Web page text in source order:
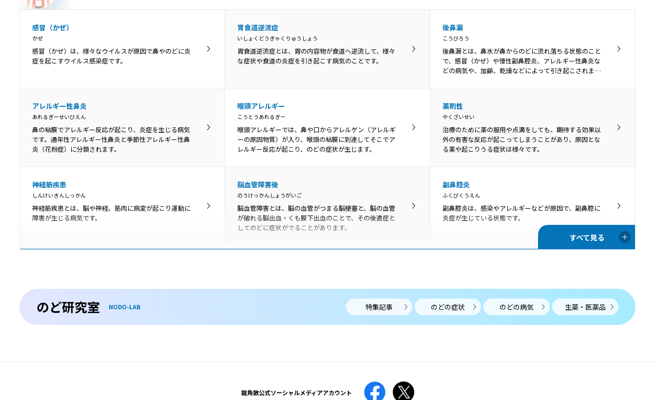
吃音
きつおん
吃音（きつおん、どもり）とは、声を出す通り道に異常
はみられませんが、滑らかな発話ができない言語障害で
発声障害
はっせいしょうがい
発声障害は主に、器質性発声障害、機能性発声障害、神
経学的発声障害の3つに分類されます。
音声振戦症
おんせいしんせんしょう
音声振戦症とは、声がふるえる病気です。正常な発声時
は吐く息の力で声帯を振動させていますが、音声振戦症
では声帯と共にのども周期的に振動してしまいます。
喉頭がん
こうとうがん
喉頭にできるがんを喉頭がんといいます。できた部位に
より声門上がん・声門がん・声門下がんに分類され、症
状や予後が異なります。
感冒（かぜ）
かぜ
感冒（かぜ）は、様々なウイルスが原因で鼻やのどに炎
症を起こすウイルス感染症です。
胃食道逆流症
いしょくどうぎゃくりゅうしょう
胃食道逆流症とは、胃の内容物が食道へ逆流して、様々
な症状や食道の炎症を引き起こす病気のことです。
後鼻漏
こうびろう
後鼻漏とは、鼻水が鼻からのどに流れ落ちる状態のこと
で、感冒（かぜ）や慢性副鼻腔炎、アレルギー性鼻炎な
どの病気や、加齢、乾燥などによって引き起こされま
アレルギー性鼻炎
あれるぎーせいびえん
鼻の粘膜でアレルギー反応が起こり、炎症を生じる病気
です。通年性アレルギー性鼻炎と季節性アレルギー性鼻
炎（花粉症）に分類されます。
喉頭アレルギー
こうとうあれるぎー
喉頭アレルギーでは、鼻や口からアレルゲン（アレルギ
ーの原因物質）が入り、喉頭の粘膜に到達してそこでア
レルギー反応が起こり、のどの症状が生じます。
薬剤性
やくざいせい
治療のために薬の服用や点滴をしても、期待する効果以
外の有害な反応が起こってしまうことがあり、原因とな
る薬や起こりうる症状は様々です。
神経筋疾患
しんけいきんしっかん
神経筋疾患とは、脳や神経、筋肉に病変が起こり運動に
障害が生じる病気です。
脳血管障害後
のうけっかんしょうがいご
脳血管障害とは、脳の血管がつまる脳梗塞と、脳の血管
が破れる脳出血・くも膜下出血のことで、その後遺症と
してのどに症状がでることがあります。
副鼻腔炎
ふくびくうえん
副鼻腔炎は、感染やアレルギーなどが原因で、副鼻腔に
炎症が生じている状態です。
シェーグレン症候群は、本来、体を守る役割のある免疫
の1つです。
肥満症は、肥満により糖尿病や脂質異常症、高血圧、高
尿酸血症などの合併症がある、あるいはこれらの合併症
リンパ節腫脹とはリンパ節が腫れた状態で、炎症による
ものと腫瘍によるものに大きく分けられます。
甲状腺腫瘍とは甲状腺にできた腫瘍のことで、良性と悪
唾液腺腫瘍は、すべての唾液腺で起こり得ますが、約
唾石とは唾液腺や導管の中に生じる結石のことで、唾液
のど研究室 NODO-LAB 特集記事 のどの症状 のどの病気 生薬・医薬品
龍角散公式ソーシャルメディアアカウント